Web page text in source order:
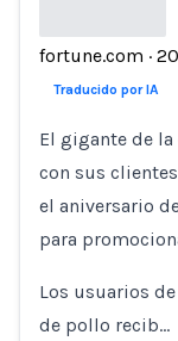
Loading...
fortune.com ·
Traducido por IA
El gigante de
con sus
el aniversario
para
Los usuarios
de pollo recib…